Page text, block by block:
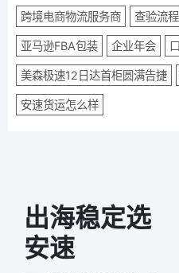
跨境电商物流服务商 查验流程
亚马逊FBA包装 企业年会
美森极速12日达首柜圆满告捷
安速货运怎么样
出海稳定选
安速